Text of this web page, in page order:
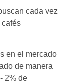
cada vez
cafés
en el mercado
de manera
2% de